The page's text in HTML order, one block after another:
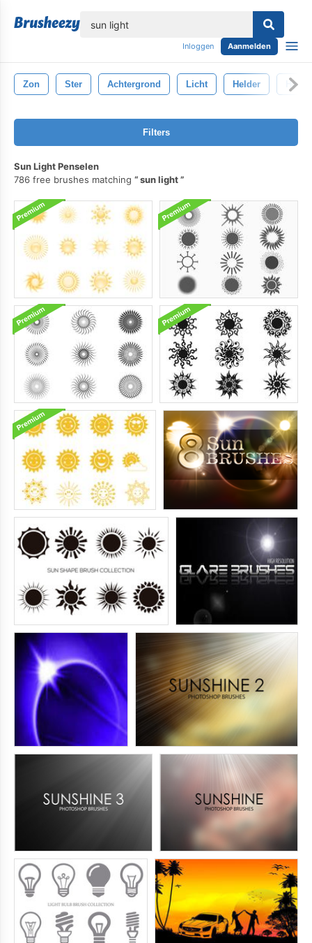
Inloggen Aanmelden
Zon Ster Achtergrond Licht Helder Hemel
Filters
Sun Light Penselen
786 free brushes matching
sun light